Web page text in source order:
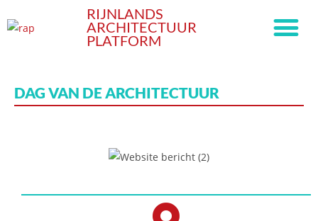
RIJNLANDS
ARCHITECTUUR
PLATFORM
DAG VAN DE ARCHITECTUUR